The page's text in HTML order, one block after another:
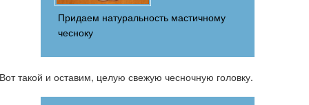
Придаем натуральность мастичному
чесноку
Вот такой и оставим, целую свежую чесночную головку.